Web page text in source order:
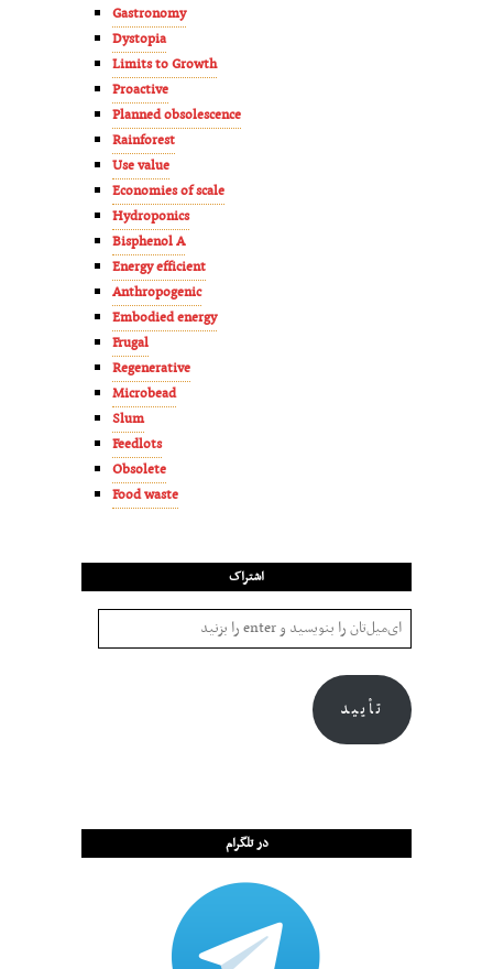
Gastronomy
Dystopia
Limits to Growth
Proactive
Planned obsolescence
Rainforest
Use value
Economies of scale
Hydroponics
Bisphenol A
Energy efficient
Anthropogenic
Embodied energy
Frugal
Regenerative
Microbead
Slum
Feedlots
Obsolete
Food waste
اشتراک
تأیید
در تلگرام